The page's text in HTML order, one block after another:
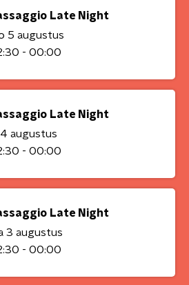
Late Night
5 augustus
- 00:00
Late Night
augustus
- 00:00
Late Night
3 augustus
- 00:00